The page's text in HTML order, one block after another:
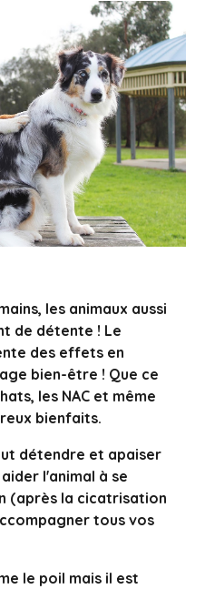
les animaux aussi
de détente ! Le
des effets en
bien-être ! Que ce
les NAC et même
bienfaits.
détendre et apaiser
l'animal à se
(après la cicatrisation
tous vos
le poil mais il est